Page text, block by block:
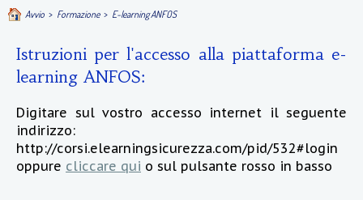
Avvio > Formazione > E-learning ANFOS
Istruzioni per l'accesso alla piattaforma e-
learning ANFOS:
Digitare sul vostro accesso internet il seguente
indirizzo:
http://corsi.elearningsicurezza.com/pid/532#login
oppure cliccare qui o sul pulsante rosso in basso